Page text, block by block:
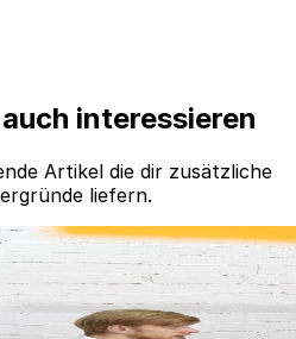
interessieren
Artikel die dir zusätzliche
liefern.